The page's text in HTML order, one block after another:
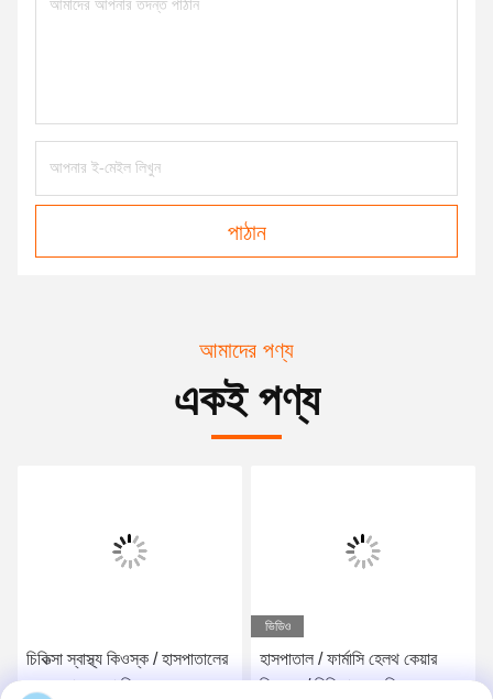
পাঠান
আমাদের পণ্য
একই পণ্য
চিকিত্সা স্বাস্থ্য কিওস্ক / হাসপাতালের
জন্য স্বাস্থ্যসেবা কিওস্ক, এলকেএস
ভিডিও
হাসপাতাল / ফার্মাসি হেলথ কেয়ার
কিওস্ক / চিকিত্সা যত্ন কিওস্ক